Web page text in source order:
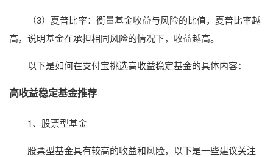
（3）夏普比率：衡量基金收益与风险的比值，夏普比率越
高，说明基金在承担相同风险的情况下，收益越高。
以下是如何在支付宝挑选高收益稳定基金的具体内容：
高收益稳定基金推荐
1、股票型基金
股票型基金具有较高的收益和风险，以下是一些建议关注